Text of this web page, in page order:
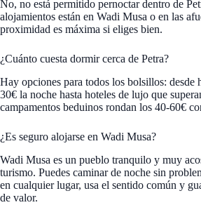
No, no está permitido pernoctar dentro de
alojamientos están en Wadi Musa o en las
proximidad es máxima si eliges bien.
¿Cuánto cuesta dormir cerca de Petra?
Hay opciones para todos los bolsillos: desde
30€ la noche hasta hoteles de lujo que
campamentos beduinos rondan los 40-60€
¿Es seguro alojarse en Wadi Musa?
Wadi Musa es un pueblo tranquilo y muy
turismo. Puedes caminar de noche sin
en cualquier lugar, usa el sentido común y
de valor.